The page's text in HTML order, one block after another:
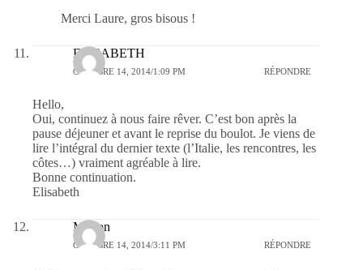
Merci Laure, gros bisous !
ELISABETH
OCTOBRE 14, 2014/1:09 PM RÉPONDRE
Hello,
Oui, continuez à nous faire rêver. C’est bon après la
pause déjeuner et avant le reprise du boulot. Je viens de
lire l’intégral du dernier texte (l’Italie, les rencontres, les
côtes…) vraiment agréable à lire.
Bonne continuation.
Elisabeth
Marion
OCTOBRE 14, 2014/3:11 PM RÉPONDRE